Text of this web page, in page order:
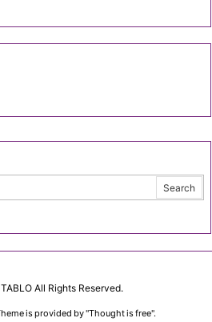
TABLOAll Rights Reserved.
is provided by "Thought is free".